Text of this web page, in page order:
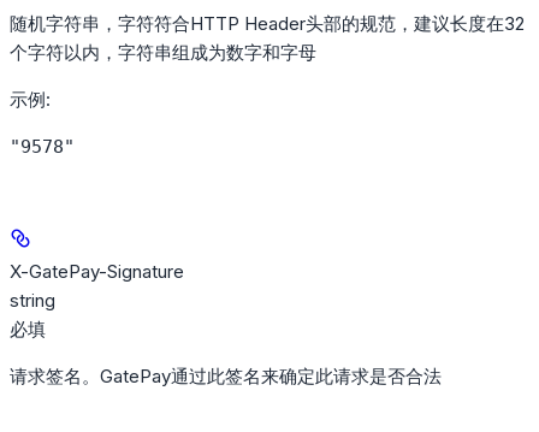
随机字符串，字符符合HTTP Header头部的规范，建议长度在32
个字符以内，字符串组成为数字和字母
示例:
"9578"
X-GatePay-Signature
string
必填
请求签名。GatePay通过此签名来确定此请求是否合法